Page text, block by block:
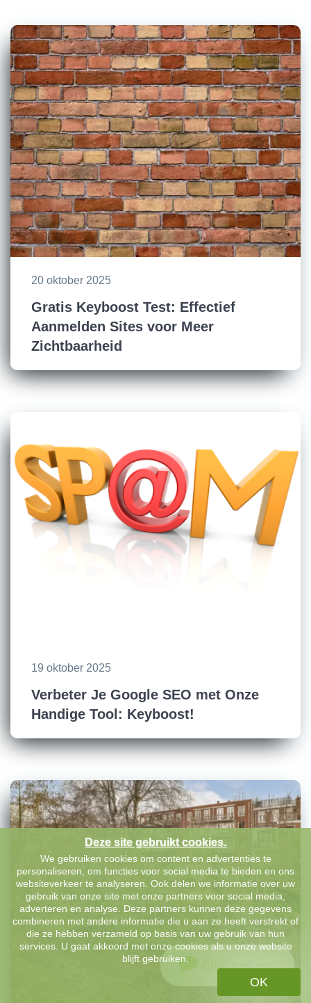
20 oktober 2025
Gratis Keyboost Test: Effectief
Aanmelden Sites voor Meer
Zichtbaarheid
19 oktober 2025
Verbeter Je Google SEO met Onze
Handige Tool: Keyboost!
Chat met ons
Deze site gebruikt cookies.
We gebruiken cookies om content en advertenties te
personaliseren, om functies voor social media te bieden en ons
websiteverkeer te analyseren. Ook delen we informatie over uw
gebruik van onze site met onze partners voor social media,
adverteren en analyse. Deze partners kunnen deze gegevens
combineren met andere informatie die u aan ze heeft verstrekt of
die ze hebben verzameld op basis van uw gebruik van hun
services. U gaat akkoord met onze cookies als u onze website
blijft gebruiken.
OK